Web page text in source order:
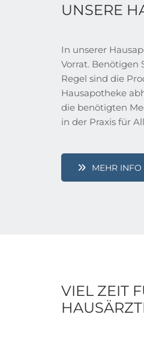
UNSERE
In unserer
Vorrat. Benötigen
Regel sind die
Hausapotheke
die benötigten
in der Praxis für
MEHR INFO
VIEL ZEIT